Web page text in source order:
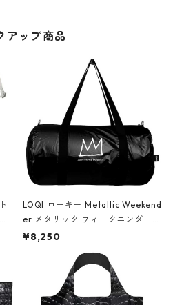
アップ商品
LOQI ローキー Metallic Weekend
er メタリック ウィークエンダー
ボストンバッグ ショルダーバッグ
Black ジャン=ミッシェル・バスキ
ア/クラウン ブラック
¥8,250